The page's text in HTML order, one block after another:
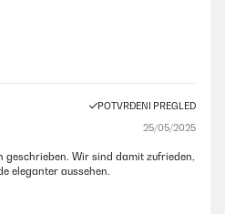
POTVRĐENI PREGLED
25/05/2025
geschrieben. Wir sind damit zufrieden,
eleganter aussehen.